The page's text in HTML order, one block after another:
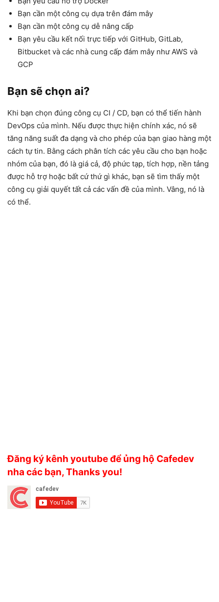
Bạn cần một công cụ dựa trên đám mây
Bạn cần một công cụ dễ nâng cấp
Bạn yêu cầu kết nối trực tiếp với GitHub, GitLab,
Bitbucket và các nhà cung cấp đám mây như AWS và
GCP
Bạn sẽ chọn ai?
Khi bạn chọn đúng công cụ CI / CD, bạn có thể tiến hành
DevOps của mình. Nếu được thực hiện chính xác, nó sẽ
tăng năng suất đa dạng và cho phép của bạn giao hàng một
cách tự tin. Bằng cách phân tích các yêu cầu cho bạn hoặc
nhóm của bạn, đó là giá cả, độ phức tạp, tích hợp, nền tảng
được hỗ trợ hoặc bất cứ thứ gì khác, bạn sẽ tìm thấy một
công cụ giải quyết tất cả các vấn đề của mình. Vâng, nó là
có thể.
Đăng ký kênh youtube để ủng hộ Cafedev
nha các bạn, Thanks you!